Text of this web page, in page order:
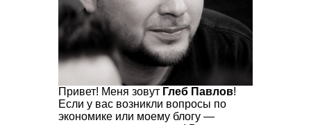
Привет! Меня зовут Глеб Павлов!
Если у вас возникли вопросы по
экономике или моему блогу —